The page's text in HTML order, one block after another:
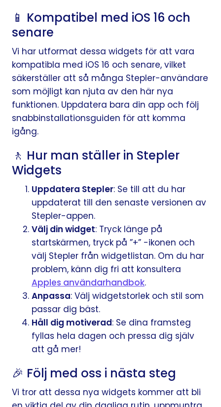
📱 Kompatibel med iOS 16 och
senare
Vi har utformat dessa widgets för att vara
kompatibla med iOS 16 och senare, vilket
säkerställer att så många Stepler-användare
som möjligt kan njuta av den här nya
funktionen. Uppdatera bara din app och följ
snabbinstallationsguiden för att komma
igång.
🚶 Hur man ställer in Stepler
Widgets
Uppdatera Stepler: Se till att du har
uppdaterat till den senaste versionen av
Stepler-appen.
Välj din widget: Tryck länge på
startskärmen, tryck på ”+” -ikonen och
välj Stepler från widgetlistan. Om du har
problem, känn dig fri att konsultera
Apples användarhandbok.
Anpassa: Välj widgetstorlek och stil som
passar dig bäst.
Håll dig motiverad: Se dina framsteg
fyllas hela dagen och pressa dig själv
att gå mer!
🎉 Följ med oss i nästa steg
Vi tror att dessa nya widgets kommer att bli